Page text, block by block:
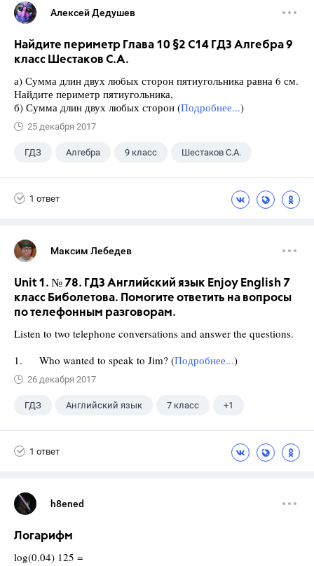
Алексей Дедушев
Найдите периметр Глава 10 §2 С14 ГДЗ Алгебра 9
класс Шестаков С.А.
а) Сумма длин двух любых сторон пятиугольника равна 6 см.
Найдите периметр пятиугольника,
б) Сумма длин двух любых сторон (Подробнее...)
25 декабря 2017
ГДЗ Алгебра 9 класс Шестаков С.А.
1 ответ
Максим Лебедев
Unit 1. № 78. ГДЗ Английский язык Enjoy English 7
класс Биболетова. Помогите ответить на вопросы
по телефонным разговорам.
Listen to two telephone conversations and answer the questions.
1. Who wanted to speak to Jim? (Подробнее...)
26 декабря 2017
ГДЗ Английский язык 7 класс +1
1 ответ
h8ened
Логарифм
log(0.04) 125 =